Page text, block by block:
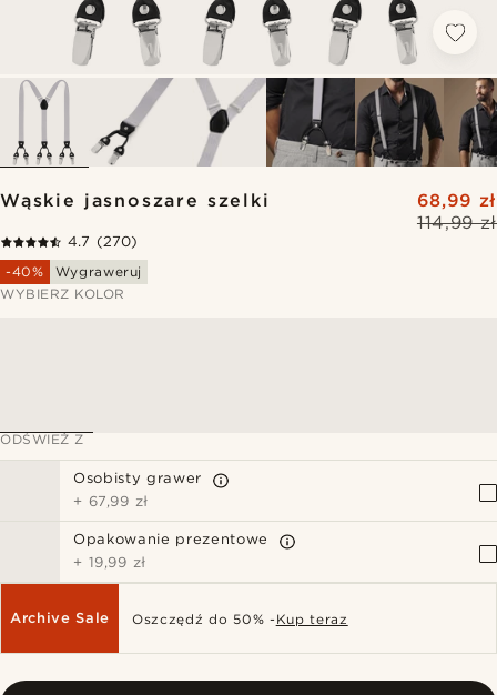
Wąskie jasnoszare szelki
114,99 zł
68,99 zł
4.7 (270)
-40%
Wygraweruj
WYBIERZ KOLOR
ODŚWIEŻ Z
Osobisty grawer
+ 67,99 zł
Opakowanie prezentowe
+ 19,99 zł
Archive Sale Oszczędź do 50% - Kup teraz